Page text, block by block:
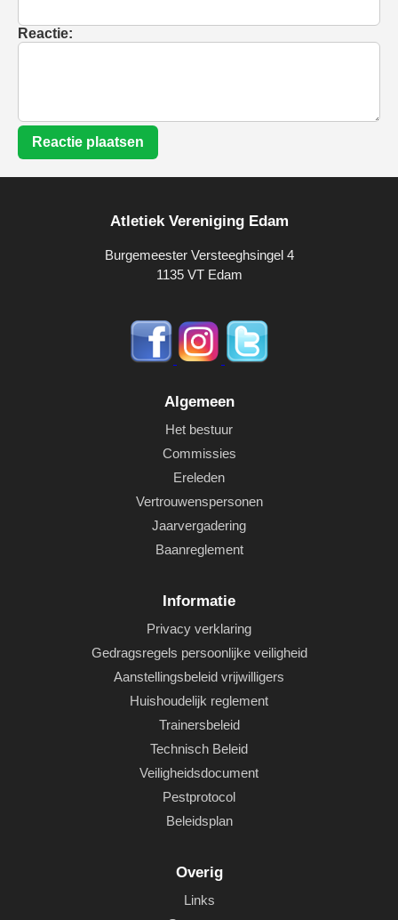
Reactie:
Reactie plaatsen
Atletiek Vereniging Edam
Burgemeester Versteeghsingel 4
1135 VT Edam
Algemeen
Het bestuur
Commissies
Ereleden
Vertrouwenspersonen
Jaarvergadering
Baanreglement
Informatie
Privacy verklaring
Gedragsregels persoonlijke veiligheid
Aanstellingsbeleid vrijwilligers
Huishoudelijk reglement
Trainersbeleid
Technisch Beleid
Veiligheidsdocument
Pestprotocol
Beleidsplan
Overig
Links